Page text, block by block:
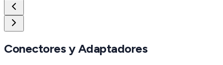
Conectores y Adaptadores